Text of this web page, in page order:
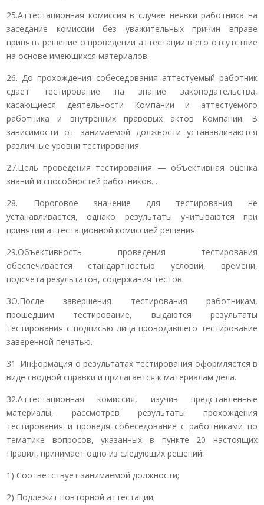
25.Аттестационная комиссия в случае неявки работника на
заседание комиссии без уважительных причин вправе
принять решение о проведении аттестации в его отсутствие
на основе имеющихся материалов.
26. До прохождения собеседования аттестуемый работник
сдает тестирование на знание законодательства,
касающиеся деятельности Компании и аттестуемого
работника и внутренних правовых актов Компании. В
зависимости от занимаемой должности устанавливаются
различные уровни тестирования.
27.Цель проведения тестирования — объективная оценка
знаний и способностей работников. .
28. Пороговое значение для тестирования не
устанавливается, однако результаты учитываются при
принятии аттестационной комиссией решения.
29.Объективность проведения тестирования
обеспечивается стандартностью условий, времени,
подсчета результатов, содержания тестов.
ЗО.После завершения тестирования работникам,
прошедшим тестирование, выдаются результаты
тестирования с подписью лица проводившего тестирование
заверенной печатью.
31 .Информация о результатах тестирования оформляется в
виде сводной справки и прилагается к материалам дела.
32.Аттестационная комиссия, изучив представленные
материалы, рассмотрев результаты прохождения
тестирования и проведя собеседование с работниками по
тематике вопросов, указанных в пункте 20 настоящих
Правил, принимает одно из следующих решений:
1) Соответствует занимаемой должности;
2) Подлежит повторной аттестации;